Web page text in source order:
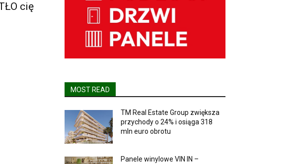
cię
MOST READ
TM Real Estate Group zwiększa
przychody o 24% i osiąga 318
mln euro obrotu
Panele winylowe VIN IN –